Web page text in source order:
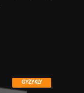
GYZYKLY